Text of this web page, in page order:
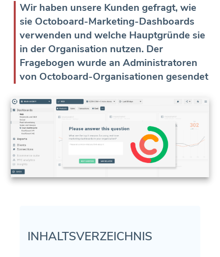
Wir haben unsere Kunden gefragt, wie
sie Octoboard-Marketing-Dashboards
verwenden und welche Hauptgründe sie
in der Organisation nutzen. Der
Fragebogen wurde an Administratoren
von Octoboard-Organisationen gesendet
INHALTSVERZEICHNIS